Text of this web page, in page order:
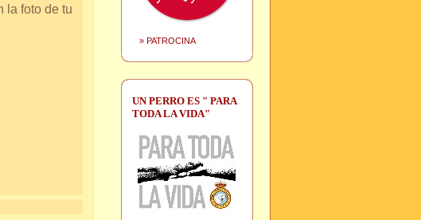
la foto de tu
» PATROCINA
UN PERRO ES " PARA
TODA LA VIDA"